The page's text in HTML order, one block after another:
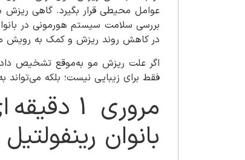
عوامل محیطی قرار بگیرد. گاهی ریزش
بررسی سلامت سیستم هورمونی در
در کاهش روند ریزش و کمک به رویش
اگر علت ریزش مو به‌موقع تشخیص
فقط برای زیبایی نیست؛ بلکه
مروری
بانوان رینفولتیل